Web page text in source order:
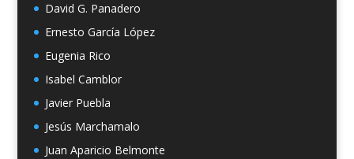
David G. Panadero
Ernesto García López
Eugenia Rico
Isabel Camblor
Javier Puebla
Jesús Marchamalo
Juan Aparicio Belmonte